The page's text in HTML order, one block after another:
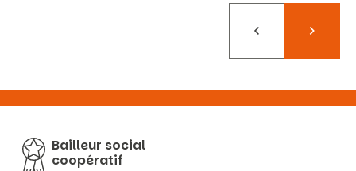
PrécédentSuivant
Bailleur social
coopératif